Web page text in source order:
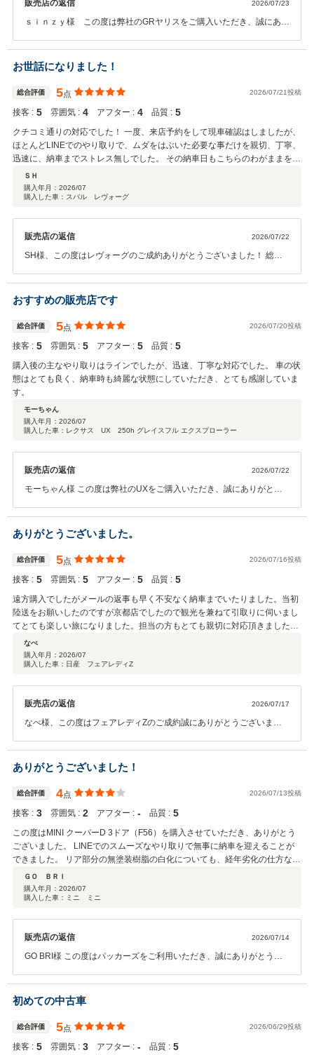
販売店の返信 2026/07/23
ｓｉｎｚｙ様 この度は弊社のGRヤリスをご購入いただき、誠にあり
変励みになります♪弊社はお客様をできるだけお待たせせずにご案内で
きるよう、担当営業だけでなく、他の営業や事務スタッフなど、店舗
全員でサポートさせていただく体制を整えております^^お客様に安心
していただけますように、情報共有したり、相談したりして対応させ
ていただきます☆それが弊社の強みでもあり、そこを感じていただけ
たのが何よりうれしく思います^^ぜひ、また次の機会がございました
ら、弊社の車両をご覧くださいませ☆ありがとうございました！
お世話になりました！
総合評価 5点 2026/07/21投稿
接客 : 5 雰囲気 : 4 アフター : 4 品質 : 5
クチコミ通りの対応でした！ 一度、来店予約をして現車確認はしましたが、
ほとんどLINEでのやり取りで、ムダをはぶいた必要な事だけを親切、丁寧、
迅速に、納車までストレス無しでした。 その納車日もこちらのわがままを聞
いてもらい、また車も最高の状態で受け取れました！ 今後、機会があれは是
非ともまた利用させて頂きたいです。 本当にありがとうございました！
ＳＨ
購入年月： 2026/07
購入した車：スバル レヴォーグ
販売店の返信 2026/07/22
SH様、この度はレヴォーグのご成約ありがとうございました！ 総合
居住空間の広さを両立した、当店としても担当を務めました私もイチ
オシのお車です！ 今までとはまた一味違った楽しみのできるカーライ
フが待っているはずですので、是非たくさんドライブしてお車の性能
をご堪能くださいませ☆ また今後も私どもが力になれる事がございま
したら、お気軽にご相談くださいね^ ^ 今後ともパッカーズをよろしく
お願いいたします！
おすすめの販売店です
総合評価 5点 2026/07/20投稿
接客 : 5 雰囲気 : 5 アフター : 5 品質 : 5
購入後の主なやり取りはラインでしたが、迅速、丁寧な対応でした。 車の状
態はとても良く、納車時も綺麗な状態にしていただき、とても感謝していま
す。
モーちゃん
購入年月： 2026/07
購入した車：レクサス UX 250h グレイスフル エクスプローラー
販売店の返信 2026/07/22
モーちゃん様 この度は弊社のUXをご購入いただき、誠にありがとう
変嬉しく思います^^ご来店商談の際、購入に踏み切るか悩んだ結果、
お決めいただけたのがとても印象に残っております。たくさん悩まれ
たからこそ、大事にお乗りいただけることかと思います^^たくさんド
ライブをして、素敵な思い出を作っていっていただければと思います♪
また、お車を購入される際は、ぜひ弊社の車両をご覧くださいませ☆
ありがとうございました！
ありがとうございました。
総合評価 5点 2026/07/16投稿
接客 : 5 雰囲気 : 5 アフター : 5 品質 : 5
遠方購入でしたがメールの返事も早く不安なく納車までいたりました。当初
陸送をお願いしたのですが京都店でしたので観光を兼ねて引取りに伺いまし
てとても楽しい旅になりました。担当の方もとても親切に対応頂きました。
また、機会が有りましたら購入したいと思います。
なべ
購入年月： 2026/07
購入した車：日産 フェアレディZ
販売店の返信 2026/07/17
なべ様、この度はフェアレディZのご成約誠にありがとうございまし
をお楽しみいただけたとの事で何よりです^ ^ また京都でのご納車とそ
の旅路が、なべ様の楽しい思い出の1ページになっておりましたらと
ても嬉しく思います♪ 当店ではフェアレディZなどのスポーツモデルの
お車だけでなく、国産車、輸入車共に様々なお車を100台以上取り揃
えております。 またのお車ご購入の際にも、ぜひ一度当店の商品ペー
ジを覗いてみてくださいね^ ^ 今後とも、パッカーズをよろしくお願い
いたします！
ありがとうございました！
総合評価 4点 2026/07/13投稿
接客 : 3 雰囲気 : 2 アフター : ‐ 品質 : 5
この度はMINI クーパーD 3ドア（F56）を購入させていただき、ありがとう
ございました。 LINEでのスムーズなやり取りで無事に納車を迎えることが
できました。 リア部分の無塗装樹脂の白化についても、経年劣化の仕方ない
もので納車後にどこかでコーティングを依頼しようと思っていましたが、目
立たなくなるようにして納車していただけたことに大変感謝しております。
乗り換えの際にはまたお世話になれればと思いますので、どうぞよろしくお
ＧＯ ＢＲＩ
購入年月： 2026/07
購入した車：ミニ ミニ
販売店の返信 2026/07/14
GO BRI様 この度はパッカーズをご利用いただき、誠にありがとうご
段からお客様とLINEでやり取りをすることも多いので、レスポンスの
速さと丁寧さというのは意識しております。また、納車前のクリーニ
よく車をご納車していただくために、樹脂部分にも簡易的なコーティ
ングをさせていただきました。そちらがこのように喜んでいただけて
何よりでございます。 また機会がございましたら、ぜひご連絡をいた
初めての中古車
総合評価 5点 2026/06/29投稿
接客 : 5 雰囲気 : 3 アフター : ‐ 品質 : 5